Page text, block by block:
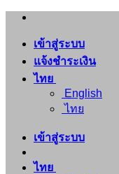
ข้าม
เนื้อหา
เข้าสู่ระบบ
แจ้งชำระเงิน
ไทย
English
ไทย
เข้าสู่ระบบ
ไทย